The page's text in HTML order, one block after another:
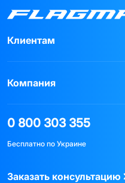
Клиентам
Компания
0 800 303 355
Бесплатно по Украине
Заказать консультацию